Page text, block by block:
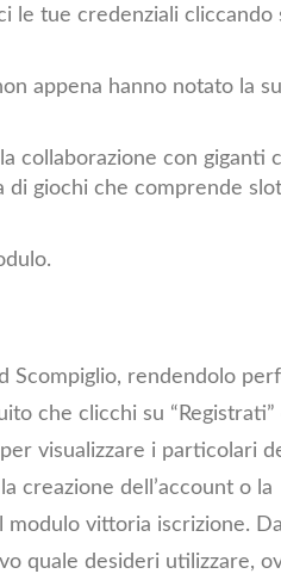
le tue credenziali cliccando
appena hanno notato la
collaborazione con giganti
giochi che comprende
Scompiglio, rendendolo
che clicchi su “Registrati”
visualizzare i particolari
creazione dell’account o la
vittoria iscrizione.
quale desideri utilizzare,